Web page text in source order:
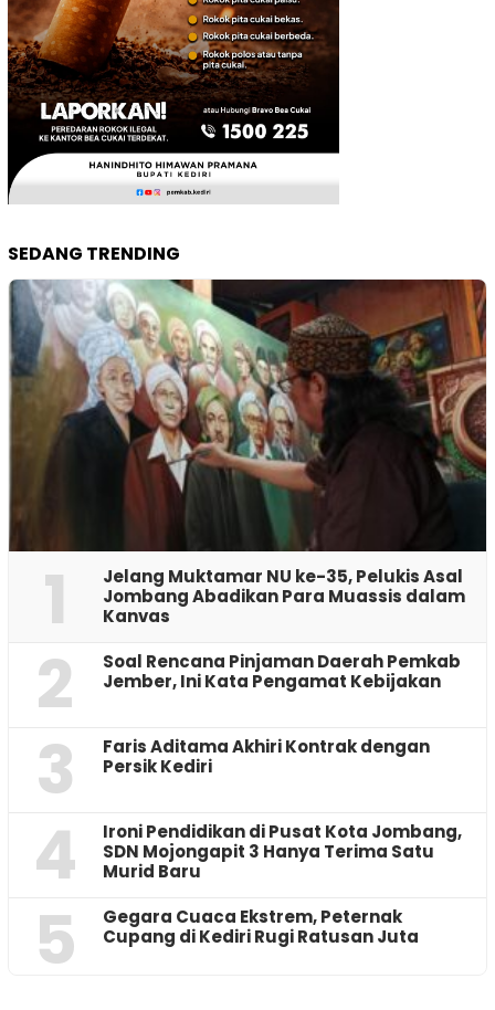
SEDANG TRENDING
1
Jelang Muktamar NU ke-35, Pelukis Asal
Jombang Abadikan Para Muassis dalam
Kanvas
2
‎Soal Rencana Pinjaman Daerah Pemkab
Jember, Ini Kata Pengamat Kebijakan ‎
3
Faris Aditama Akhiri Kontrak dengan
Persik Kediri
4
Ironi Pendidikan di Pusat Kota Jombang,
SDN Mojongapit 3 Hanya Terima Satu
Murid Baru
5
‎Gegara Cuaca Ekstrem, Peternak
Cupang di Kediri Rugi Ratusan Juta